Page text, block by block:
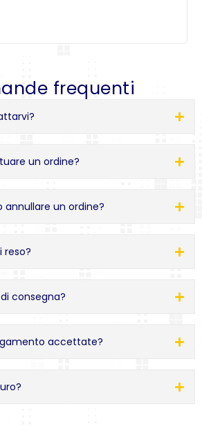
frequenti
un ordine?
annullare un ordine?
reso?
consegna?
accettate?